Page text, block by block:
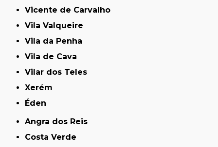
Vicente de Carvalho
Vila Valqueire
Vila da Penha
Vila de Cava
Vilar dos Teles
Xerém
Éden
Angra dos Reis
Costa Verde